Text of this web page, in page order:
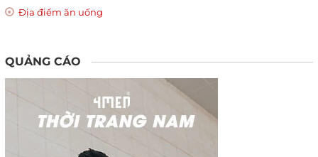
Địa điểm ăn uống
QUẢNG CÁO